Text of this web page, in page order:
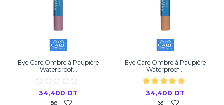
Eye Care Ombre à Paupière
Waterproof...
34,400 DT
Eye Care Ombre à Paupière
Waterproof...
34,400 DT